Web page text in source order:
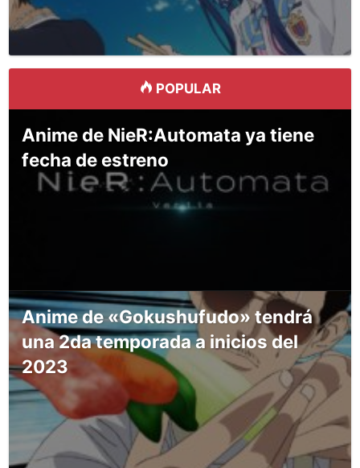
POPULAR
Anime de NieR:Automata ya tiene
fecha de estreno
Anime de «Gokushufudo» tendrá
una 2da temporada a inicios del
2023